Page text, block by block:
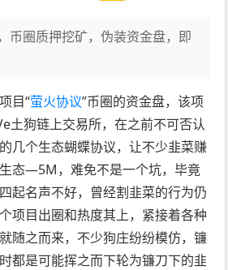
币圈质押挖矿，伪装资金盘，即
目“萤火协议”币圈的资金盘，该项
土狗链上交易所，在之前不可否认
几个生态蝴蝶协议，让不少韭菜赚
态—5M，难免不是一个坑，毕竟
起名声不好，曾经割韭菜的行为仍
项目出圈和热度其上，紧接着各种
随之而来，不少狗庄纷纷模仿，镰
都是可能挥之而下轮为镰刀下的韭